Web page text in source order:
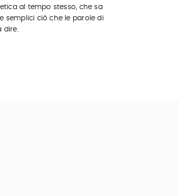
al tempo stesso, che sa
semplici ciò che le parole di
dire.